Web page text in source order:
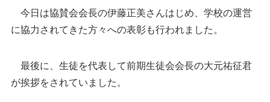
今日は協賛会会長の伊藤正美さんはじめ、学校の運営
に協力されてきた方々への表彰も行われました。
最後に、生徒を代表して前期生徒会会長の大元祐征君
が挨拶をされていました。